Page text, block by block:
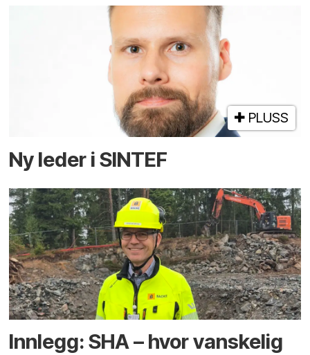
PLUSS
Ny leder i SINTEF
Innlegg: SHA – hvor vanskelig